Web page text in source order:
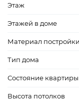
Этаж
Этажей в доме
Материал постройки
Тип дома
Состояние квартиры
Высота потолков